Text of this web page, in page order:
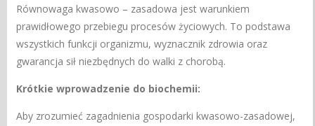
Równowaga kwasowo – zasadowa jest warunkiem
prawidłowego przebiegu procesów życiowych. To podstawa
wszystkich funkcji organizmu, wyznacznik zdrowia oraz
gwarancja sił niezbędnych do walki z chorobą.
Krótkie wprowadzenie do biochemii:
Aby zrozumieć zagadnienia gospodarki kwasowo-zasadowej,